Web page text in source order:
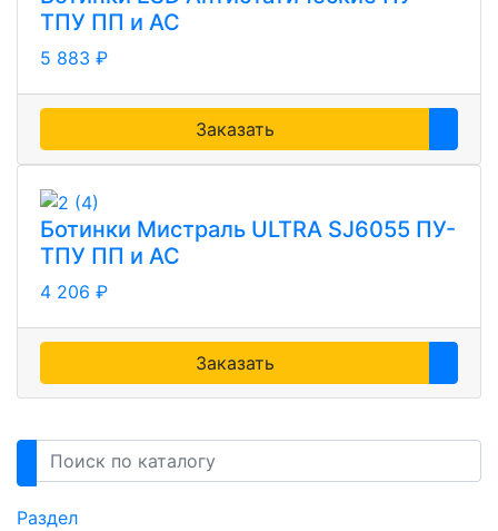
ТПУ ПП и АС
5 883 ₽
Заказать
Ботинки Мистраль ULTRA SJ6055 ПУ-
ТПУ ПП и АС
4 206 ₽
Заказать
Раздел